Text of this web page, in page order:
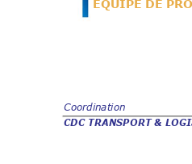
ÉQUIPE DE PR
Coordination
CDC TRANSPORT &